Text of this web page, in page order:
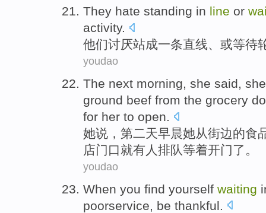
They hate standing in line or
activity.
他们讨厌站成一条直线、 或等待
youdao
The next morning, she said,
ground beef from the grocery
for her to open.
她说 ， 第二天早晨她从街边的食
店门口就有人 排队等着开门了 。
youdao
When you find yourself waiting
poorservice, be thankful